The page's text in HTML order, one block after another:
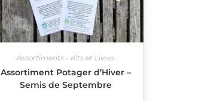
Assortiments - Kits et Livres
Assortiment Potager d’Hiver –
Semis de Septembre